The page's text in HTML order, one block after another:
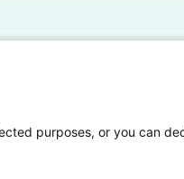
Lectoren
purposes, or you can